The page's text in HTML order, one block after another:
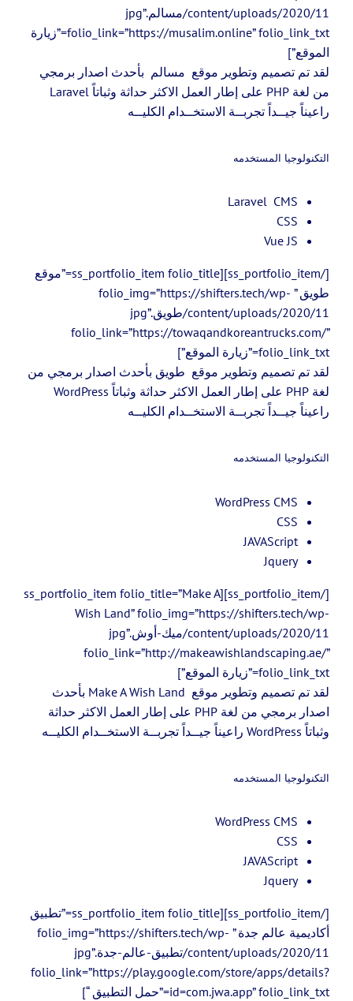
content/uploads/2020/11/مسالم.jpg”
folio_link=”https://musalim.online” folio_link_txt=”زيارة
الموقع”]
لقد تم تصميم وتطوير موقع مسالم بأحدث اصدار برمجي
من لغة PHP على إطار العمل الاكثر حداثة وثباتاً Laravel
راعيناً جيــداً تجربــة الاستخــدام الكليــه
التكنولوجيا المستخدمه
Laravel CMS
CSS
Vue JS
[/ss_portfolio_item][ss_portfolio_item folio_title=”موقع
طويق ” folio_img=”https://shifters.tech/wp-
content/uploads/2020/11/طويق.jpg”
folio_link=”https://towaqandkoreantrucks.com/”
folio_link_txt=”زيارة الموقع”]
لقد تم تصميم وتطوير موقع طويق بأحدث اصدار برمجي من
لغة PHP على إطار العمل الاكثر حداثة وثباتاً WordPress
راعيناً جيــداً تجربــة الاستخــدام الكليــه
التكنولوجيا المستخدمه
WordPress CMS
CSS
JAVAScript
Jquery
[/ss_portfolio_item][ss_portfolio_item folio_title=”Make A
Wish Land” folio_img=”https://shifters.tech/wp-
content/uploads/2020/11/ميك-أوش.jpg”
folio_link=”http://makeawishlandscaping.ae/”
folio_link_txt=”زيارة الموقع”]
لقد تم تصميم وتطوير موقع Make A Wish Land بأحدث
اصدار برمجي من لغة PHP على إطار العمل الاكثر حداثة
وثباتاً WordPress راعيناً جيــداً تجربــة الاستخــدام الكليــه
التكنولوجيا المستخدمه
WordPress CMS
CSS
JAVAScript
Jquery
[/ss_portfolio_item][ss_portfolio_item folio_title=”تطبيق
أكاديمية عالم جدة ” folio_img=”https://shifters.tech/wp-
content/uploads/2020/11/تطبيق-عالم-جدة.jpg”
folio_link=”https://play.google.com/store/apps/details?
id=com.jwa.app” folio_link_txt=”حمل التطبيق “]